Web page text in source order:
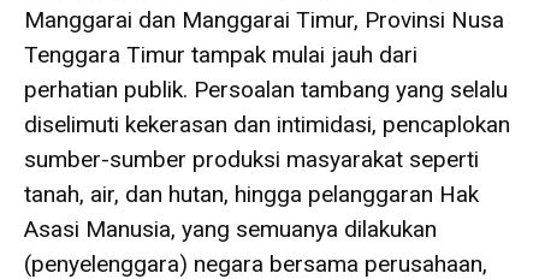
Manggarai dan Manggarai Timur, Provinsi Nusa
Tenggara Timur tampak mulai jauh dari
perhatian publik. Persoalan tambang yang selalu
diselimuti kekerasan dan intimidasi, pencaplokan
sumber-sumber produksi masyarakat seperti
tanah, air, dan hutan, hingga pelanggaran Hak
Asasi Manusia, yang semuanya dilakukan
(penyelenggara) negara bersama perusahaan,